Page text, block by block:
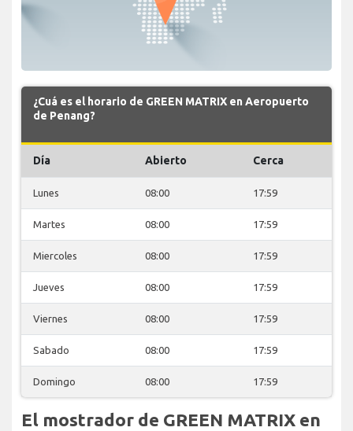
¿Cuá es el horario de GREEN MATRIX en Aeropuerto
de Penang?
Día Abierto Cerca
Lunes 08:00 17:59
Martes 08:00 17:59
Miercoles 08:00 17:59
Jueves 08:00 17:59
Viernes 08:00 17:59
Sabado 08:00 17:59
Domingo 08:00 17:59
El mostrador de GREEN MATRIX en